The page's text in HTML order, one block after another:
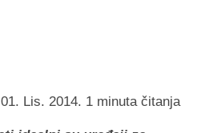
01. Lis. 2014. 1 minuta čitanja